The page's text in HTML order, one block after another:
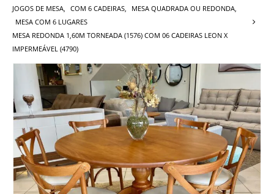
JOGOS DE MESA
COM 6 CADEIRAS MESA QUADRADA OU REDONDA
MESA COM 6 LUGARES
MESA REDONDA 1,60M TORNEADA (1576) COM 06 CADEIRAS LEON X
IMPERMEÁVEL (4790)